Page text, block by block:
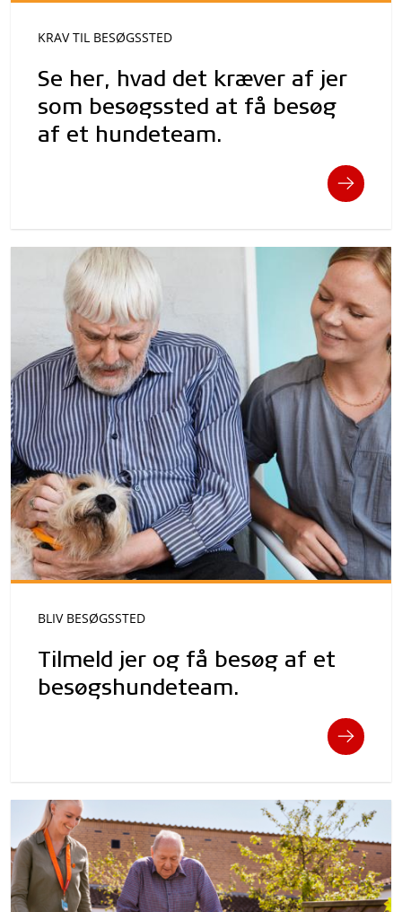
KRAV TIL BESØGSSTED
Se her, hvad det kræver af jer
som besøgssted at få besøg
af et hundeteam.
BLIV BESØGSSTED
Tilmeld jer og få besøg af et
besøgshundeteam.